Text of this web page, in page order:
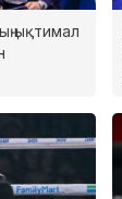
ықтимал